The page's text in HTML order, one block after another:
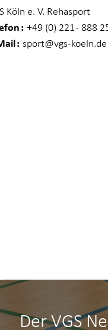
Köln e. V. Rehasport
+49 (0) 221 - 888
sport@vgs-koeln.de
Der VGS